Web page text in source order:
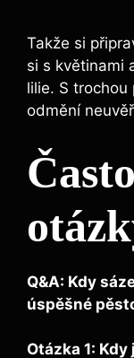
Takže si
si s květinami
lilie. S trochou
odmění
Q&A: Kdy
úspěšné
Otázka 1: